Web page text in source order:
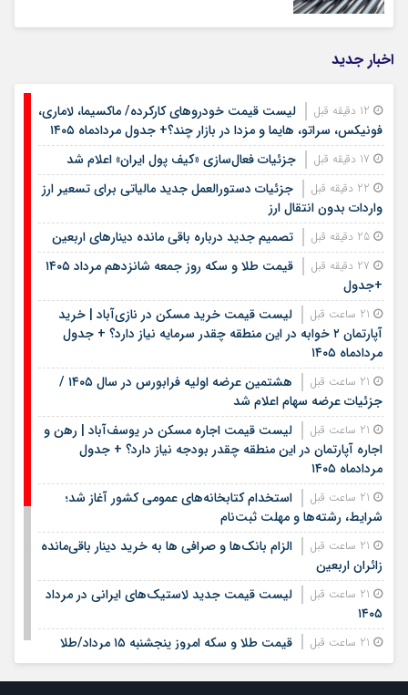
اخبار جدید
لیست قیمت خودروهای کارکرده/ ماکسیما، لاماری،
فونیکس، سراتو، هایما و مزدا در بازار چند؟+ جدول مردادماه ۱۴۰۵
جزئیات فعال‌سازی «کیف پول ایران» اعلام شد
جزئیات دستورالعمل جدید مالیاتی برای تسعیر ارز
واردات بدون انتقال ارز
تصمیم جدید درباره باقی مانده دینارهای اربعین
قیمت طلا و سکه روز جمعه شانزدهم مرداد ۱۴۰۵
+جدول
لیست قیمت خرید مسکن در نازی‌آباد | خرید
آپارتمان ۲ خوابه در این منطقه چقدر سرمایه نیاز دارد؟ + جدول
مردادماه ۱۴۰۵
هشتمین عرضه اولیه فرابورس در سال ۱۴۰۵ /
جزئیات عرضه سهام اعلام شد
لیست قیمت اجاره مسکن در یوسف‌آباد | رهن و
اجاره آپارتمان در این منطقه چقدر بودجه نیاز دارد؟ + جدول
مردادماه ۱۴۰۵
استخدام کتابخانه‌های عمومی کشور آغاز شد؛
شرایط، رشته‌ها و مهلت ثبت‌نام
الزام بانک‌ها و صرافی ها به خرید دینار باقی‌مانده
زائران اربعین
لیست قیمت جدید لاستیک‌های ایرانی در مرداد
۱۴۰۵
قیمت طلا و سکه امروز پنجشنبه ۱۵ مرداد/طلا
چقدر جهش کرد؟/ جدول قیمت ها